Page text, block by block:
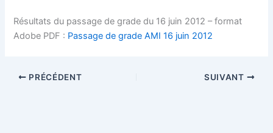
Résultats du passage de grade du 16 juin 2012 – format
Adobe PDF : Passage de grade AMI 16 juin 2012
PRÉCÉDENT SUIVANT